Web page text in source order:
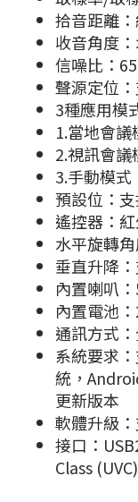
拾音距離
收音角度
信噪比：
聲源定位
3種應用模
1.當地會議
2.視訊會議
3.手動模式
預設位：
遙控器：
水平旋轉
垂直升降
內置喇叭
內置電池
通訊方式
系統要求
統，
更新版本
軟體升級
接口：
Class (UVC)